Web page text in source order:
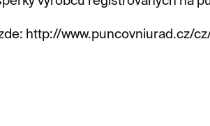
http://www.puncovniurad.cz/